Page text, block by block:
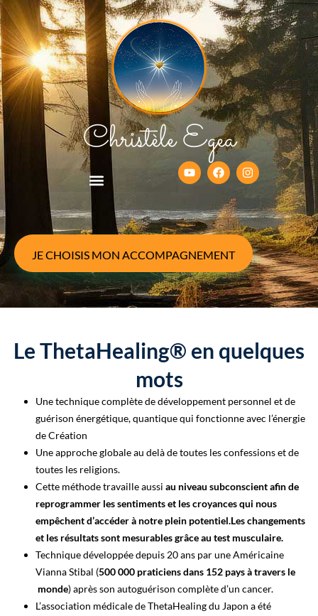
Christèle Egea
JE CHOISIS MON ACCOMPAGNEMENT
Le ThetaHealing® en quelques
mots
Une technique complète de développement personnel et de
guérison énergétique, quantique qui fonctionne avec l’énergie
de Création
Une approche globale au delà de toutes les confessions et de
toutes les religions.
Cette méthode travaille aussi au niveau subconscient afin de
reprogrammer les sentiments et les croyances qui nous
empêchent d’accéder à notre plein potentiel.Les changements
et les résultats sont mesurables grâce au test musculaire.
Technique développée depuis 20 ans par une Américaine
Vianna Stibal (500 000 praticiens dans 152 pays à travers le
monde)après son autoguérison complète d’un cancer.
L’association médicale de ThetaHealing du Japon a été